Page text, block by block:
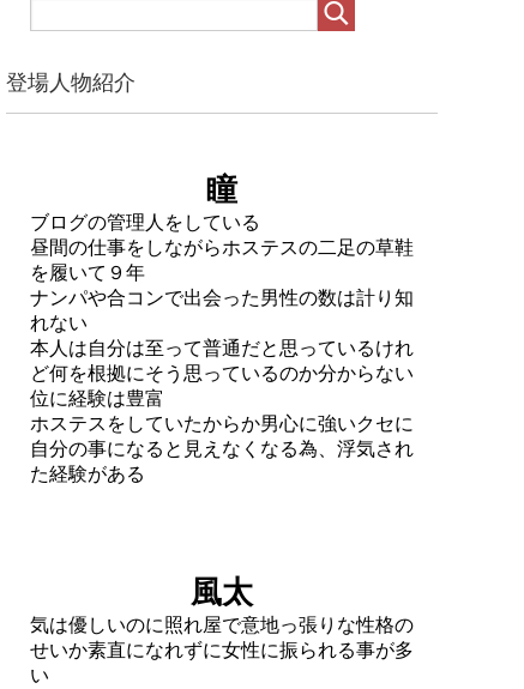
登場人物紹介
瞳
ブログの管理人をしている
昼間の仕事をしながらホステスの二足の草鞋
を履いて９年
ナンパや合コンで出会った男性の数は計り知
れない
本人は自分は至って普通だと思っているけれ
ど何を根拠にそう思っているのか分からない
位に経験は豊富
ホステスをしていたからか男心に強いクセに
自分の事になると見えなくなる為、浮気され
た経験がある
風太
気は優しいのに照れ屋で意地っ張りな性格の
せいか素直になれずに女性に振られる事が多
い